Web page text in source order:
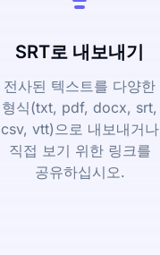
SRT로 내보내기
전사된 텍스트를 다양한
형식(txt, pdf, docx, srt,
csv, vtt)으로 내보내거나
직접 보기 위한 링크를
공유하십시오.